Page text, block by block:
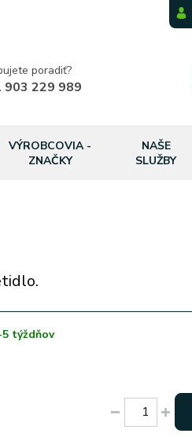
poradiť?
903 229 989
VÝROBCOVIA -
ZNAČKY
NAŠE
SLUŽBY
týždňov